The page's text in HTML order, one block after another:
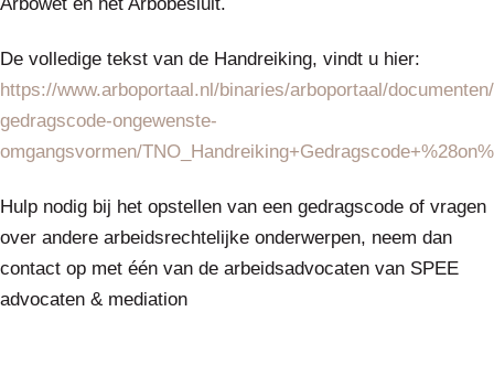
De volledige tekst van de Handreiking, vindt u hier:
https://www.arboportaal.nl/binaries/arboportaal/
gedragscode-ongewenste-
omgangsvormen/
Hulp nodig bij het opstellen van een gedragscode of vragen
over andere arbeidsrechtelijke onderwerpen, neem dan
contact op met één van de arbeidsadvocaten van SPEE
advocaten & mediation